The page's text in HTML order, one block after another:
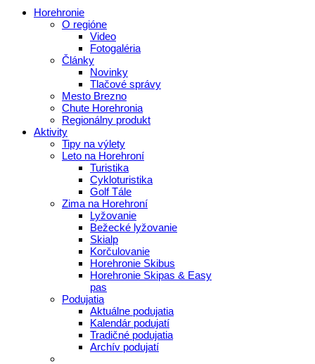
Horehronie
O regióne
Video
Fotogaléria
Články
Novinky
Tlačové správy
Mesto Brezno
Chute Horehronia
Regionálny produkt
Aktivity
Tipy na výlety
Leto na Horehroní
Turistika
Cykloturistika
Golf Tále
Zima na Horehroní
Lyžovanie
Bežecké lyžovanie
Skialp
Korčulovanie
Horehronie Skibus
Horehronie Skipas & Easy
pas
Podujatia
Aktuálne podujatia
Kalendár podujatí
Tradičné podujatia
Archív podujatí